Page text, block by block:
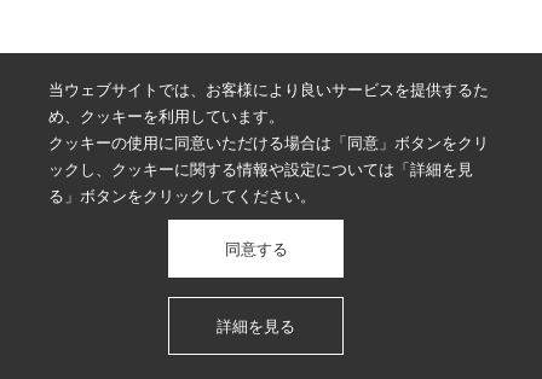
当ウェブサイトでは、お客様により良いサービスを提供するた
め、クッキーを利用しています。
クッキーの使用に同意いただける場合は「同意」ボタンをクリ
ックし、クッキーに関する情報や設定については「詳細を見
る」ボタンをクリックしてください。
同意する
詳細を見る